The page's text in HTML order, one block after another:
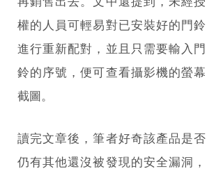
權的人員可輕易對已安裝好的門鈴
進行重新配對，並且只需要輸入門
鈴的序號，便可查看攝影機的螢幕
截圖。
讀完文章後，筆者好奇該產品是否
仍有其他還沒被發現的安全漏洞，